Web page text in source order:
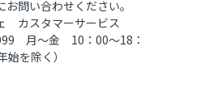
問い合わせください。
カスタマーサービス
月～金 10：00～18：
を除く）